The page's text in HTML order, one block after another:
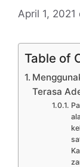
April 1, 2021
Table of
Terasa